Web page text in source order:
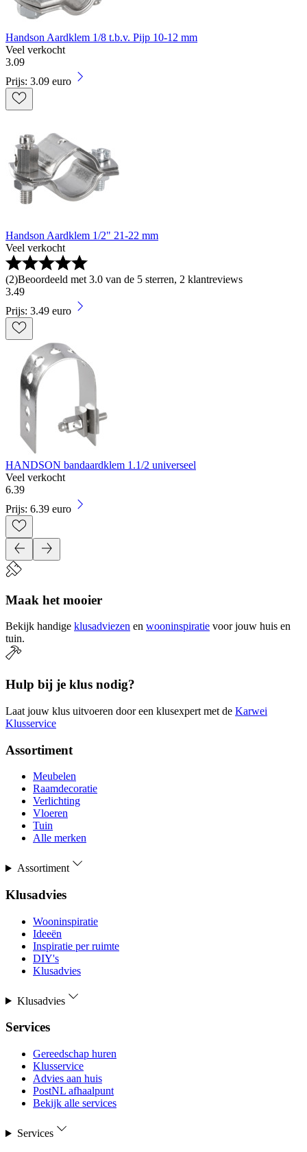
Handson Aardklem 1/8 t.b.v. Pijp 10-12 mm
Veel verkocht
3.09
Prijs: 3.09 euro
Handson Aardklem 1/2" 21-22 mm
Veel verkocht
(2)Beoordeeld met 3.0 van de 5 sterren, 2 klantreviews
3.49
Prijs: 3.49 euro
HANDSON bandaardklem 1.1/2 universeel
Veel verkocht
6.39
Prijs: 6.39 euro
Maak het mooier
Bekijk handige klusadviezen en wooninspiratie voor jouw huis en
tuin.
Hulp bij je klus nodig?
Laat jouw klus uitvoeren door een klusexpert met de Karwei
Klusservice
Assortiment
Meubelen
Raamdecoratie
Verlichting
Vloeren
Tuin
Alle merken
Assortiment
Klusadvies
Wooninspiratie
Ideeën
Inspiratie per ruimte
DIY's
Klusadvies
Klusadvies
Services
Gereedschap huren
Klusservice
Advies aan huis
PostNL afhaalpunt
Bekijk alle services
Services